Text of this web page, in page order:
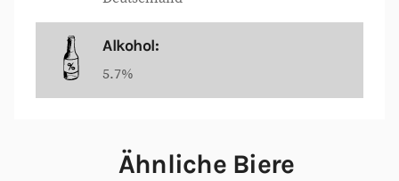
Alkohol:
5.7%
Ähnliche Biere